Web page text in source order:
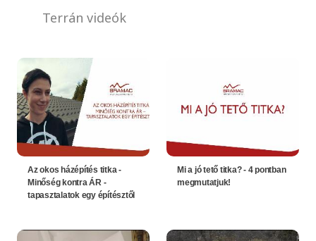
Terrán videók
Az okos házépítés titka -
Minőség kontra ÁR -
tapasztalatok egy építésztől
Mi a jó tető titka? - 4 pontban
megmutatjuk!